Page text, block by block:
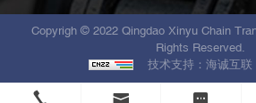
Copyrigh © 2022 Qingdao Xinyu Chain
Rights Reserved.
技术支持：海诚互联